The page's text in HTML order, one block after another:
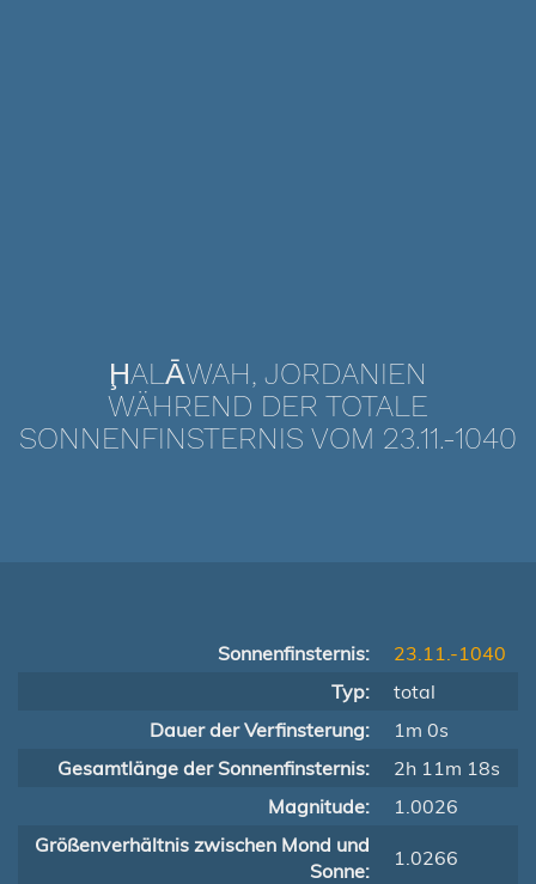
ḨALĀWAH, JORDANIEN
WÄHREND DER TOTALE
SONNENFINSTERNIS VOM 23.11.-1040
Sonnenfinsternis:
23.11.-1040
Typ:
total
Dauer der Verfinsterung:
1m 0s
Gesamtlänge der Sonnenfinsternis:
2h 11m 18s
Magnitude:
1.0026
Größenverhältnis zwischen Mond und
Sonne:
1.0266